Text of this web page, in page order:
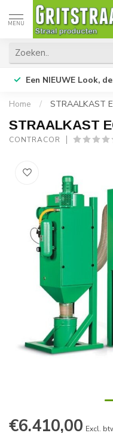
MENU
Een NIEUWE Look,
Home / STRAALKAST
STRAALKAST
CONTRACOR
€6.410,00 Excl.